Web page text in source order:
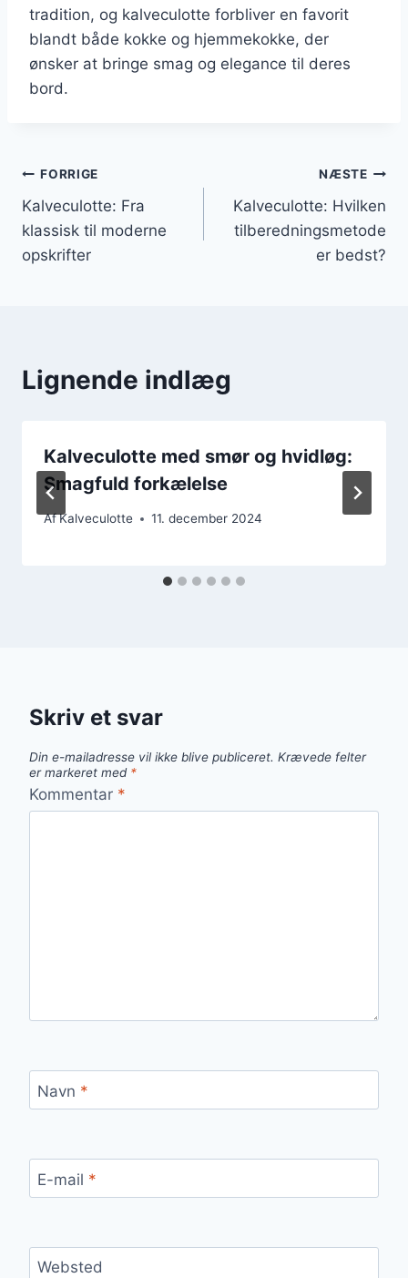
tradition, og kalveculotte forbliver en favorit
blandt både kokke og hjemmekokke, der
ønsker at bringe smag og elegance til deres
bord.
Indlægsnavigation
FORRIGE
Kalveculotte: Fra
klassisk til moderne
opskrifter
NÆSTE
Kalveculotte: Hvilken
tilberedningsmetode
er bedst?
Lignende indlæg
Kalveculotte med smør og hvidløg:
Smagfuld forkælelse
AfKalveculotte 11. december 2024
Skriv et svar
Din e-mailadresse vil ikke blive publiceret. Krævede felter
er markeret med *
Kommentar *
Navn *
E-mail *
Websted